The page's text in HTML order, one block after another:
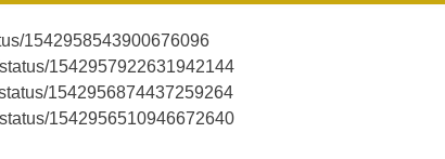
1542958543900676096
1542957922631942144
1542956874437259264
1542956510946672640